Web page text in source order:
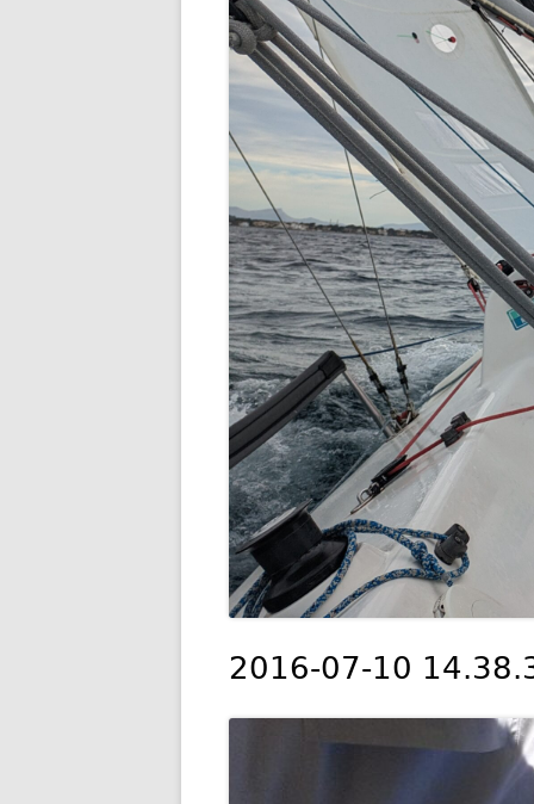
MALLORCA 2019 –
REISE NACH
NORD-/
DAS NORD-
VILPIAN –
ERINNERUNGEN
DREI TAGE
EINE WOCHE
„SPÄTZLELOVER“
ARACHNOPHOBIE UND GEOCACHING
EIN SEHR SCHWIERIGER CACHE
DIE GANZ BESONDERE CACHER-
GESCHICHTE
DER GEBURTSTAGSCACHE
„SNOOPYLE“ – FOLGE 1
DER GEBURTSTAGSCACHE
„SNOOPYLE“ – FOLGE 2
CACHEN-MIT-KILI
EIN BESONDERER CACHE
EIN TOLLER CACHE
2016-07-10